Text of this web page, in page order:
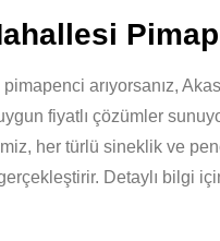
arıyorsanız,
fiyatlı çözümler
her türlü sineklik ve
Detaylı bilgi